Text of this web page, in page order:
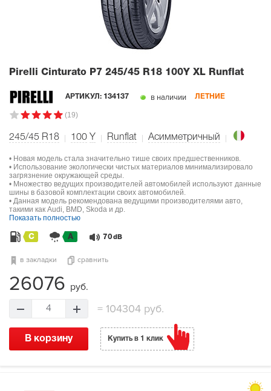
Pirelli Cinturato P7 245/45 R18 100Y XL Runflat
АРТИКУЛ: 134137 в наличии ЛЕТНИЕ
(19)
245/45 R18 100 Y Runflat Асимметричный
• Новая модель стала значительно тише своих предшественников.
• Использование экологически чистых материалов минимализировало
загрязнение окружающей среды.
• Множество ведущих производителей автомобилей используют данные
шины в базовой комплектации своих автомобилей.
• Данная модель рекомендована ведущими производителями авто,
такими как Audi, BMD, Skoda и др.
Показать полностью
C A 70 dB
в закладки сравнить
26076 руб.
4 =104304 руб.
В корзину Купить в 1 клик